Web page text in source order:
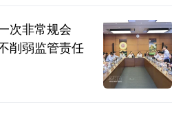
次非常规会
削弱监管责任